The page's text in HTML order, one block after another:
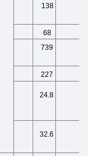
138
68
739
227
24.8
32.6